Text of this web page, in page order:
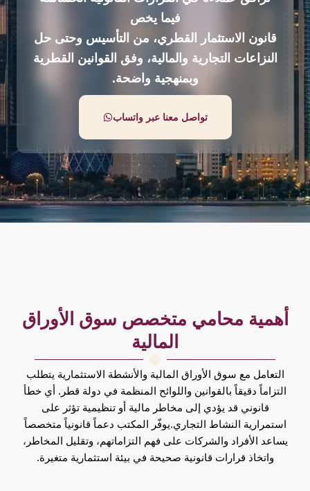
فيما يخص
قانون الاستثمار القطري، من التأسيس وحتى حل
النزاعات التجارية والمالية، وفق القوانين القطرية
وبمنهجية واضحة.
تواصل معنا عبر واتساب
أهمية محامي متخصص سوق الأوراق
المالية
التعامل مع سوق الأوراق المالية والأنشطة الاستثمارية يتطلب
التزاماً دقيقاً بالقوانين واللوائح المنظمة في دولة قطر. أي خطأ
قانوني قد يؤدي إلى مخاطر مالية أو تنظيمية تؤثر على
استمرارية النشاط التجاري.يوفّر المكتب دعماً قانونياً متخصصاً
يساعد الأفراد والشركات على فهم التزاماتهم، وتقليل المخاطر،
واتخاذ قرارات قانونية صحيحة في بيئة استثمارية متغيرة.